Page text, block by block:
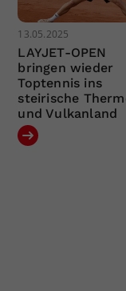
13.05.2025
LAYJET-OPEN
bringen wieder
Toptennis ins
steirische
und Vulkanland